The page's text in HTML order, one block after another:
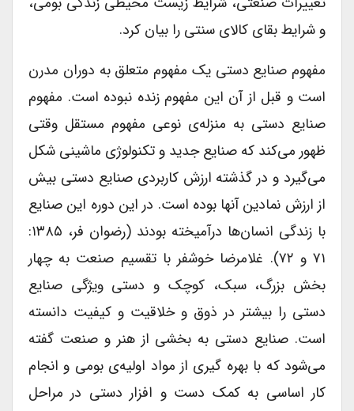
و شرایط بقای کالای سنتی را بیان کرد.
مفهوم صنایع دستی یک مفهوم متعلق به دوران مدرن
است و قبل از آن این مفهوم زنده نبوده است. مفهوم
صنایع دستی به منزله‌ی نوعی مفهوم مستقل وقتی
ظهور می‌کند که صنایع جدید و تکنولوژی ماشینی شکل
می‌گیرد و در گذشته ارزش کاربردی صنایع دستی بیش
از ارزش نمادین آنها بوده است. در این دوره این صنایع
با زندگی انسان‌ها درآمیخته بودند (رضوان فر، ۱۳۸۵:
۷۱ و ۷۲). غلامرضا خوشفر با تقسیم صنعت به چهار
بخش بزرگ، سبک، کوچک و دستی ویژگی صنایع
دستی را بیشتر در ذوق و خلاقیت و کیفیت دانسته
است. صنایع دستی به بخشی از هنر و صنعت گفته
می‌شود که با بهره گیری از مواد اولیه‌ی بومی و انجام
کار اساسی به کمک دست و افزار دستی در مراحل